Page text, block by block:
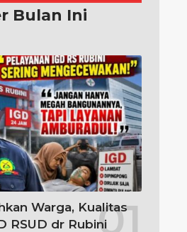
Bulan Ini
Warga, Kualitas
RSUD dr Rubini